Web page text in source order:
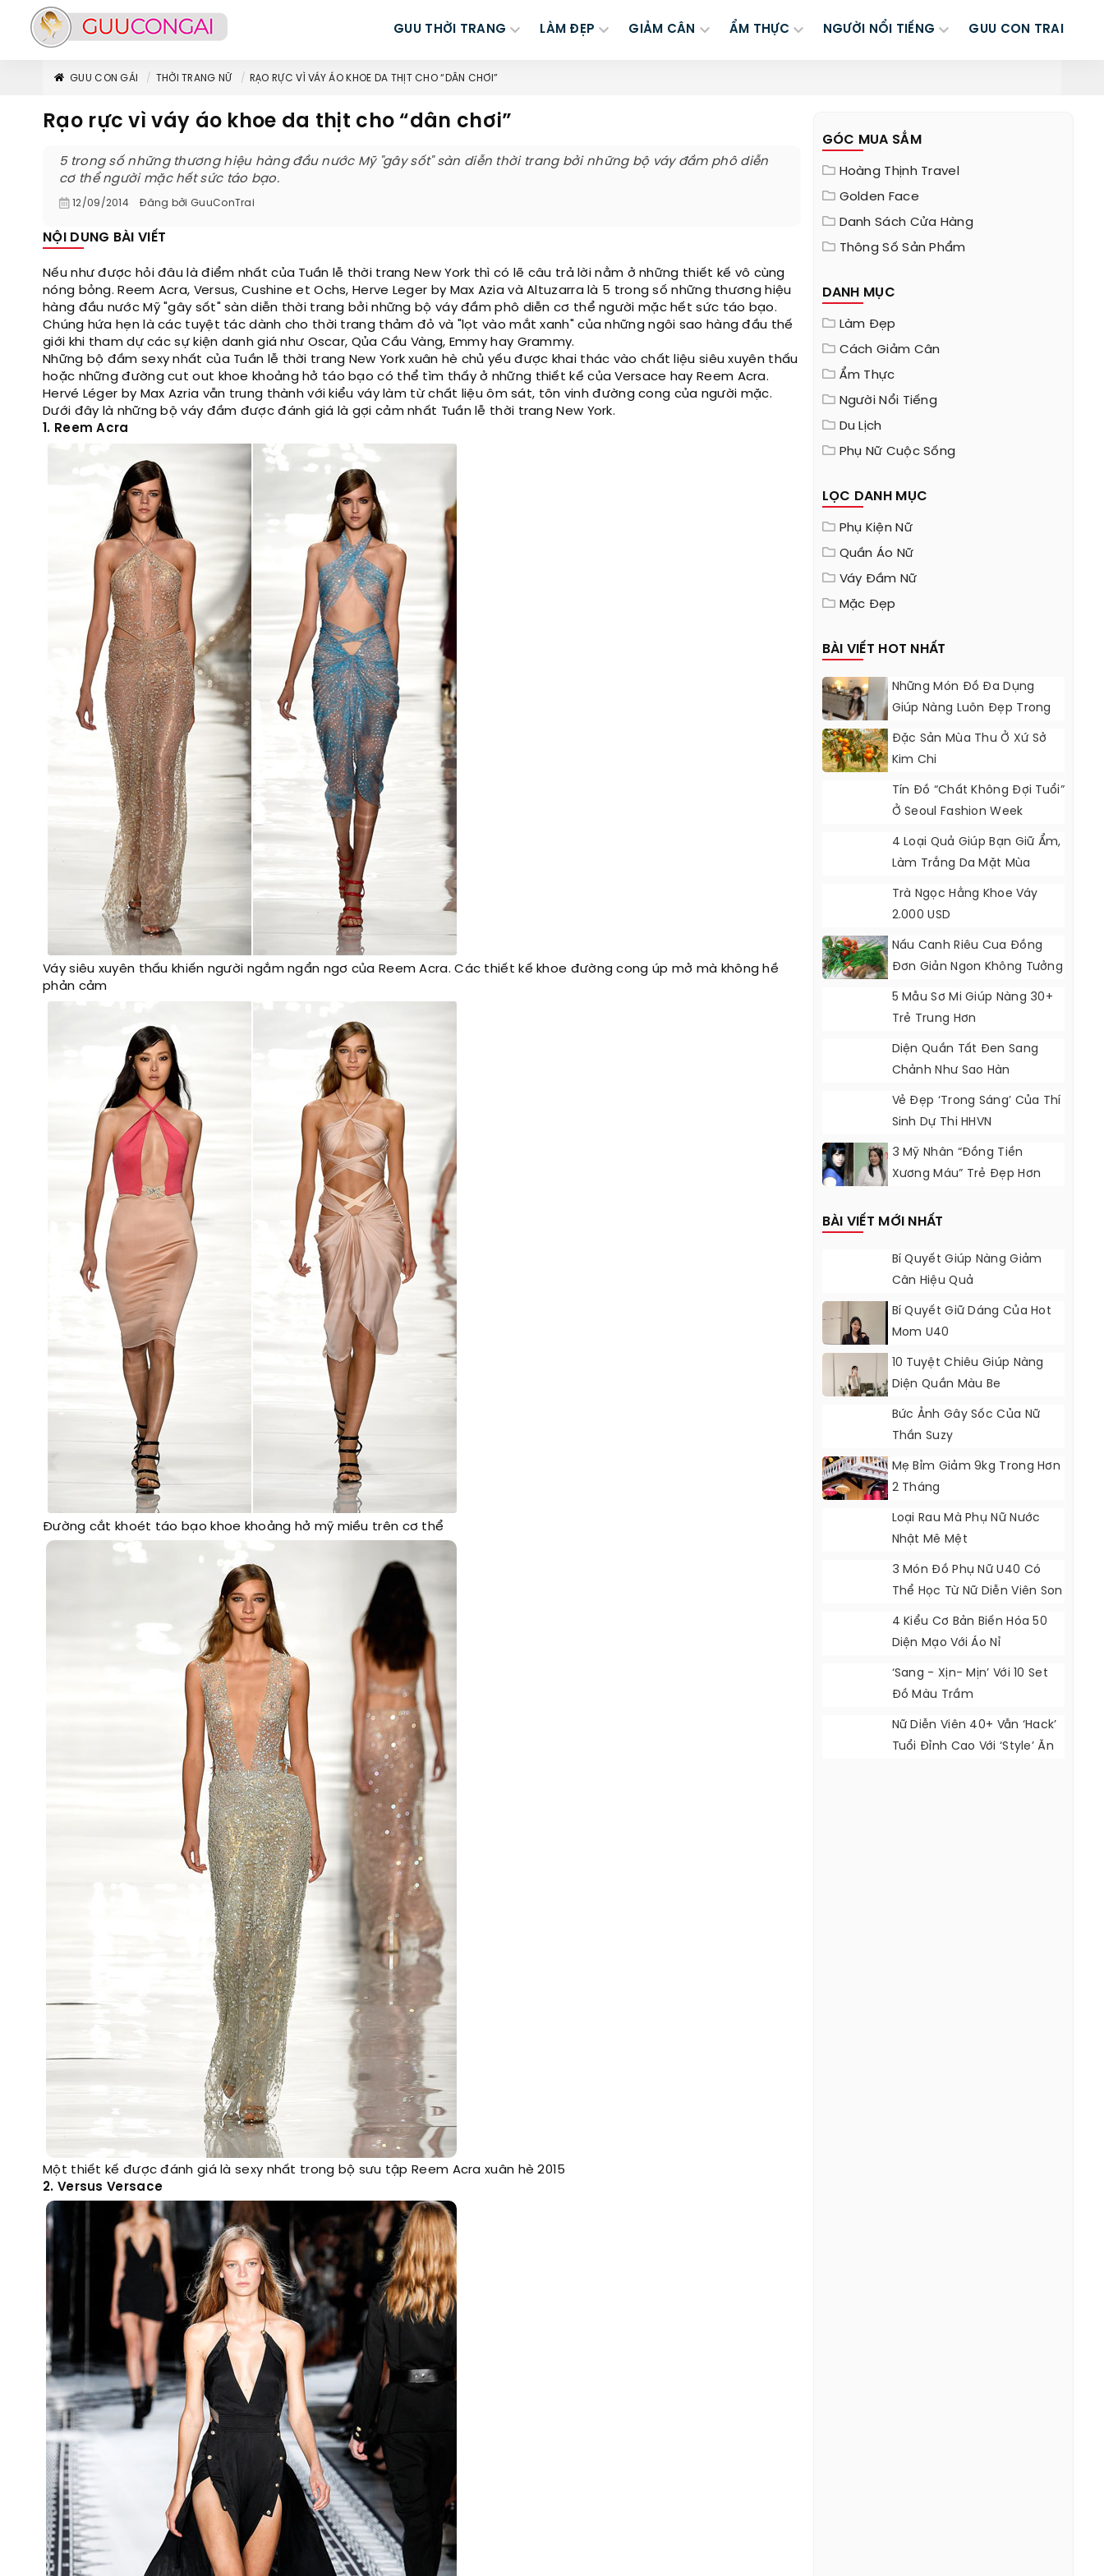
GUU THỜI TRANG LÀM ĐẸP GIẢM CÂN ẨM THỰC NGƯỜI NỔI TIẾNG GUU CON TRAI
GUU CON GÁI THỜI TRANG NỮ RẠO RỰC VÌ VÁY ÁO KHOE DA THỊT CHO “DÂN CHƠI”
Rạo rực vì váy áo khoe da thịt cho “dân chơi”
5 trong số những thương hiệu hàng đầu nước Mỹ "gây sốt" sàn diễn thời trang bởi những bộ váy đầm phô diễn
cơ thể người mặc hết sức táo bạo.
12/09/2014 Đăng bởi GuuConTrai
NỘI DUNG BÀI VIẾT
Nếu như được hỏi đâu là điểm nhất của Tuần lễ thời trang New York thì có lẽ câu trả lời nằm ở những thiết kế vô cùng
nóng bỏng. Reem Acra, Versus, Cushine et Ochs, Herve Leger by Max Azia và Altuzarra là 5 trong số những thương hiệu
hàng đầu nước Mỹ "gây sốt" sàn diễn thời trang bởi những bộ váy đầm phô diễn cơ thể người mặc hết sức táo bạo.
Chúng hứa hẹn là các tuyệt tác dành cho thời trang thảm đỏ và "lọt vào mắt xanh" của những ngôi sao hàng đầu thế
giới khi tham dự các sự kiện danh giá như Oscar, Qủa Cầu Vàng, Emmy hay Grammy.
Những bộ đầm sexy nhất của Tuần lễ thời trang New York xuân hè chủ yếu được khai thác vào chất liệu siêu xuyên thấu
hoặc những đường cut out khoe khoảng hở táo bạo có thể tìm thấy ở những thiết kế của Versace hay Reem Acra.
Hervé Léger by Max Azria vẫn trung thành với kiểu váy làm từ chất liệu ôm sát, tôn vinh đường cong của người mặc.
Dưới đây là những bộ váy đầm được đánh giá là gợi cảm nhất Tuần lễ thời trang New York.
1. Reem Acra
Váy siêu xuyên thấu khiến người ngắm ngẩn ngơ của Reem Acra. Các thiết kế khoe đường cong úp mở mà không hề
phản cảm
Đường cắt khoét táo bạo khoe khoảng hở mỹ miều trên cơ thể
Một thiết kế được đánh giá là sexy nhất trong bộ sưu tập Reem Acra xuân hè 2015
2. Versus Versace
GÓC MUA SẮM
Hoàng Thịnh Travel
Golden Face
Danh Sách Cửa Hàng
Thông Số Sản Phẩm
DANH MỤC
Làm Đẹp
Cách Giảm Cân
Ẩm Thực
Người Nổi Tiếng
Du Lịch
Phụ Nữ Cuộc Sống
LỌC DANH MỤC
Phụ Kiện Nữ
Quần Áo Nữ
Váy Đầm Nữ
Mặc Đẹp
BÀI VIẾT HOT NHẤT
Những Món Đồ Đa Dụng
Giúp Nàng Luôn Đẹp Trong
Mùa Đông Lạnh
Đặc Sản Mùa Thu Ở Xứ Sở
Kim Chi
Tín Đồ “chất Không Đợi Tuổi”
Ở Seoul Fashion Week
4 Loại Quả Giúp Bạn Giữ Ẩm,
Làm Trắng Da Mặt Mùa
Đông
Trà Ngọc Hằng Khoe Váy
2.000 USD
Nấu Canh Riêu Cua Đồng
Đơn Giản Ngon Không Tưởng
5 Mẫu Sơ Mi Giúp Nàng 30+
Trẻ Trung Hơn
Diện Quần Tất Đen Sang
Chảnh Như Sao Hàn
Vẻ Đẹp ‘trong Sáng’ Của Thí
Sinh Dự Thi HHVN
3 Mỹ Nhân “Đồng Tiền
Xương Máu” Trẻ Đẹp Hơn
BÀI VIẾT MỚI NHẤT
Bí Quyết Giúp Nàng Giảm
Cân Hiệu Quả
Bí Quyết Giữ Dáng Của Hot
Mom U40
10 Tuyệt Chiêu Giúp Nàng
Diện Quần Màu Be
Bức Ảnh Gây Sốc Của Nữ
Thần Suzy
Mẹ Bỉm Giảm 9kg Trong Hơn
2 Tháng
Loại Rau Mà Phụ Nữ Nước
Nhật Mê Mệt
3 Món Đồ Phụ Nữ U40 Có
Thể Học Từ Nữ Diễn Viên Son
Ye Jin
4 Kiểu Cơ Bản Biến Hóa 50
Diện Mạo Với Áo Nỉ
‘Sang - Xịn- Mịn’ Với 10 Set
Đồ Màu Trầm
Nữ Diễn Viên 40+ Vẫn ‘hack’
Tuổi Đỉnh Cao Với ‘style’ Ăn